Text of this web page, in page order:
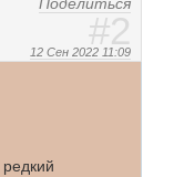
Поделиться
2
12 Сен 2022 11:09